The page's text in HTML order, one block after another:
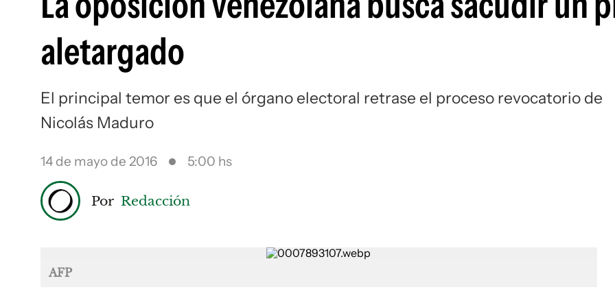
aletargado
El principal temor es que el órgano electoral retrase el proceso revocatorio de
Nicolás Maduro
14 de mayo de 2016 5:00 hs
Por Redacción
AFP